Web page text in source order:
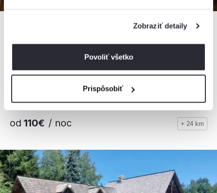
Zobraziť detaily
Povoliť všetko
Prispôsobiť
8 osôb, 75 m , 2 spálne, 1 kúpeľňa
od 110€ / noc + 24 km